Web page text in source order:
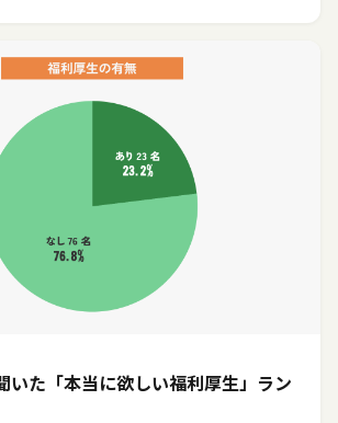
いた「本当に欲しい福利厚生」ラン